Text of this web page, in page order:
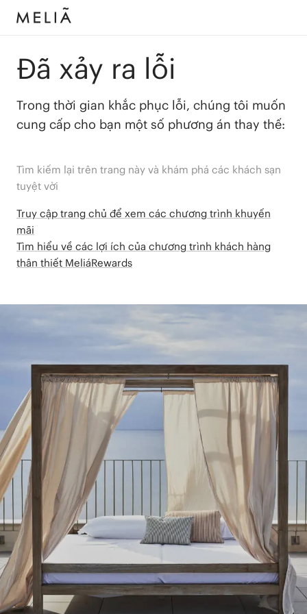
Đã xảy ra lỗi
Trong thời gian khắc phục lỗi, chúng tôi muốn
cung cấp cho bạn một số phương án thay thế:
Tìm kiếm lại trên trang này và khám phá các khách sạn
tuyệt vời
Truy cập trang chủ để xem các chương trình khuyến
mãi
Tìm hiểu về các lợi ích của chương trình khách hàng
thân thiết MeliáRewards